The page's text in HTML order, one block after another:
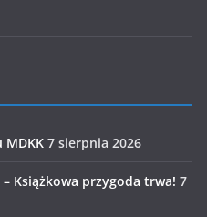
MDKK 7 sierpnia 2026
– Książkowa przygoda trwa! 7